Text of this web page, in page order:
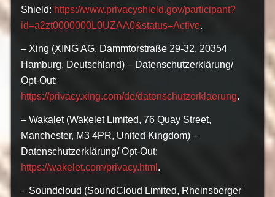
Shield: https://www.privacyshield.gov/participant?
id=a2zt0000000L0UZAA0&status=Active.
– Xing (XING AG, Dammtorstraße 29-32, 20354
Hamburg, Deutschland) – Datenschutzerklärung/
Opt-Out:
https://privacy.xing.com/de/datenschutzerklaerung.
– Wakalet (Wakelet Limited, 76 Quay Street,
Manchester, M3 4PR, United Kingdom) –
Datenschutzerklärung/ Opt-Out:
https://wakelet.com/privacy.html .
– Soundcloud (SoundCloud Limited, Rheinsberger